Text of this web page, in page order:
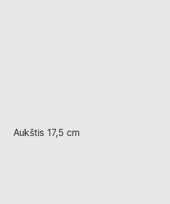
Aukštis 17,5 cm